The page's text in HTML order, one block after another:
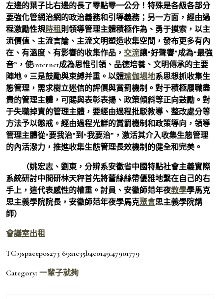
左邊的葉子比右邊的長了零點零一公分！特殊是各級各部分
要強化管網治網的政治義務和引導義務；另一方面，經由過
程激勵性規時租則領導管理主體積極作為、勇于摸索，以主
流價值、主流言論、主流文明塑造收集空間，發布更多有內
在、有溫度、有影響的收集作品， 交流讓“好聲響”成為“最強
音”，使internet成為思惟引領、品德培養、文明傳承的主要
陣地。三是鼓勵與束縛并重。以體瑜伽場地系思想抓收集生
態管理，需求樹立迷信的評價與賞罰機制。對于積極履職盡
責的管理主體，可賜與表彰表揚、政策傾斜等正向鼓勵。對
于失職掉責的管理主體，要經由過程批駁教導、整改處分等
方法予以懲戒。經由過程光鮮的賞罰機制和政策導向，領導
管理主體從“要我治”到“我要治”，激活其介入收集生態管理
的內活潑力，推進收集生態管理長效機制的健全和完美。
（姚宏志、劉東，分辨系安徽省中國特點社會主義實際
系統研討中間研林天秤首先將蕾絲絲帶優雅地繫在自己的右
手上，這代表感性的權重。討員、安徽師范年夜教學學馬克
思主義學院院長，安徽師范年夜學馬克聚會思主義學院講
師）
會議室出租
TC:9spacepos273 69a1c35b4c0149.47901779
Category: 一輩子就夠